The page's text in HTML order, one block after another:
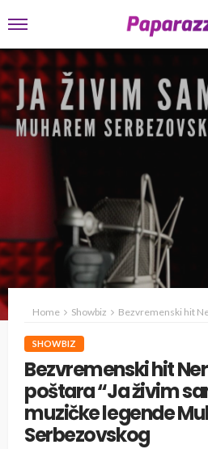
Home Showbiz Bezvremenski hit Nervoznog poštara “Ja
SHOWBIZ
Bezvremenski hit
poštara “Ja živim
muzičke legende
Serbezovskog